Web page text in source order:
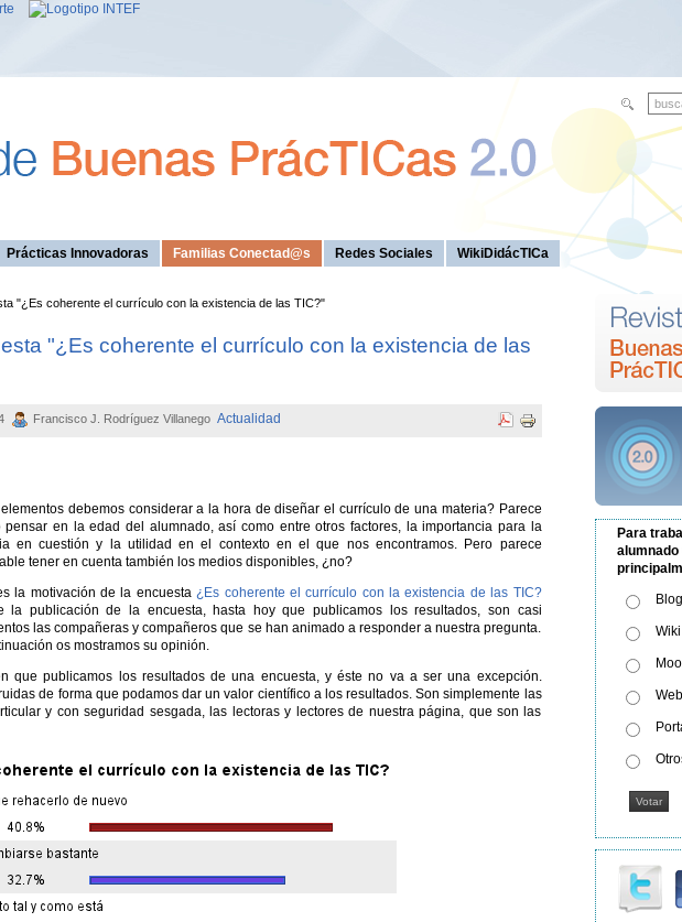
Prácticas Innovadoras Familias Conectad@s Redes Sociales WikiDidácTICa
"¿Es coherente el currículo con la existencia de las TIC?"
"¿Es coherente el currículo con la existencia de las
Francisco J. Rodríguez Villanego Actualidad
debemos considerar a la hora de diseñar el currículo de una materia? Parece
pensar en la edad del alumnado, así como entre otros factores, la importancia para la
en cuestión y la utilidad en el contexto en el que nos encontramos. Pero parece
tener en cuenta también los medios disponibles, ¿no?
la motivación de la encuesta¿Es coherente el currículo con la existencia de las TIC?
la publicación de la encuesta, hasta hoy que publicamos los resultados, son casi
las compañeras y compañeros que se han animado a responder a nuestra pregunta.
os mostramos su opinión.
que publicamos los resultados de una encuesta, y éste no va a ser una excepción.
de forma que podamos dar un valor científico a los resultados. Son simplemente las
y con seguridad sesgada, las lectoras y lectores de nuestra página, que son las
Para
alumnado
Blog
Wiki